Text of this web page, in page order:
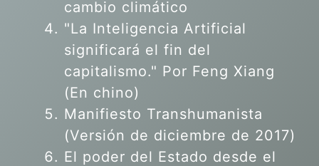
cambio climático
"La Inteligencia Artificial
significará el fin del
capitalismo." Por Feng Xiang
(En chino)
Manifiesto Transhumanista
(Versión de diciembre de 2017)
El poder del Estado desde el